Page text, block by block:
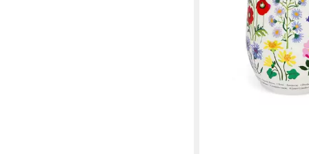
lieferbar - in 2-3
+1